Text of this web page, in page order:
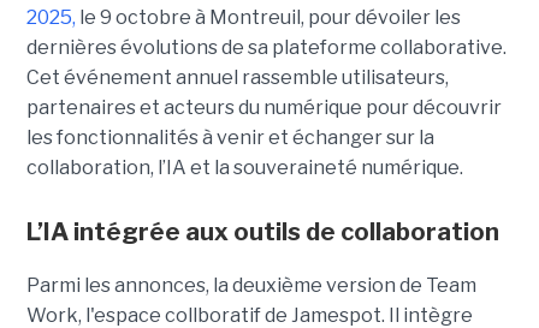
2025, le 9 octobre à Montreuil, pour dévoiler les
dernières évolutions de sa plateforme collaborative.
Cet événement annuel rassemble utilisateurs,
partenaires et acteurs du numérique pour découvrir
les fonctionnalités à venir et échanger sur la
collaboration, l’IA et la souveraineté numérique.
L’IA intégrée aux outils de collaboration
Parmi les annonces, la deuxième version de Team
Work, l'espace collboratif de Jamespot. Il intègre